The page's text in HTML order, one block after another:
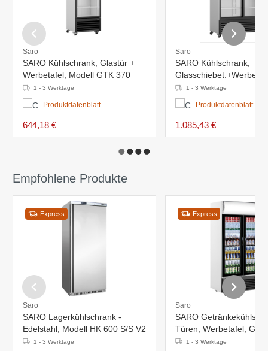
Saro
SARO Kühlschrank, Glastür +
Werbetafel, Modell GTK 370
1 - 3 Werktage
Produktdatenblatt
644,18 €
Saro
SARO Kühlschrank,
700 SD
1 - 3 Werktage
Produktdatenblatt
1.085,43 €
Empfohlene Produkte
Express
Saro
SARO Lagerkühlschrank -
Edelstahl, Modell HK 600 S/S V2
1 - 3 Werktage
Express
Saro
SARO
Türen, Werbetafel,
1 - 3 Werktage